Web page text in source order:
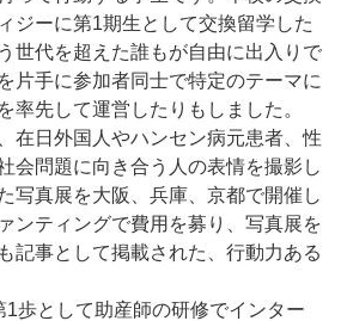
ジーに第1期生として交換留学した
世代を超えた誰もが自由に出入りで
片手に参加者同士で特定のテーマに
率先して運営したりもしました。
在日外国人やハンセン病元患者、性
会問題に向き合う人の表情を撮影し
写真展を大阪、兵庫、京都で開催し
ンティングで費用を募り、写真展を
記事として掲載された、行動力ある
歩として助産師の研修でインター